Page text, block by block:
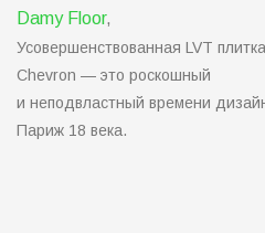
Damy Floor,
Усовершенствованная LVT
Chevron — это роскошный
и неподвластный времени
Париж 18 века.